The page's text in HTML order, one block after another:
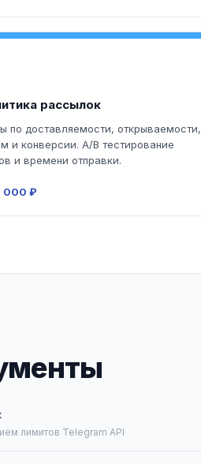
рассылок
по доставляемости, открываемости,
и конверсии. A/B тестирование
и времени отправки.
000 ₽
лимитов Telegram API